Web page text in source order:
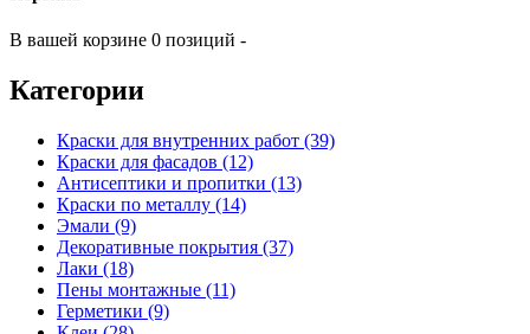
В вашей корзине 0 позиций -
Категории
Краски для внутренних работ (39)
Краски для фасадов (12)
Антисептики и пропитки (13)
Краски по металлу (14)
Эмали (9)
Декоративные покрытия (37)
Лаки (18)
Пены монтажные (11)
Герметики (9)